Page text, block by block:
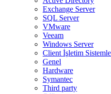
Exchange Server
SQL Server
VMware
Veeam
Windows Server
Client İşletim
Genel
Hardware
Symantec
Third party